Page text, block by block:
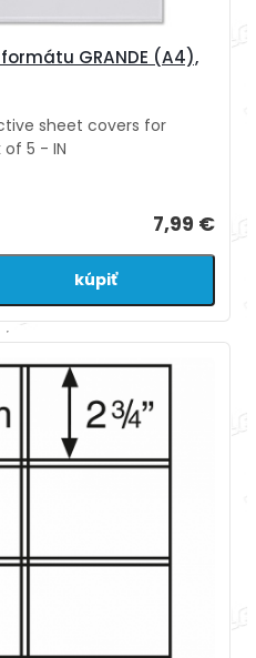
GRANDE (A4),
sheet covers for
5 - IN
7,99 €